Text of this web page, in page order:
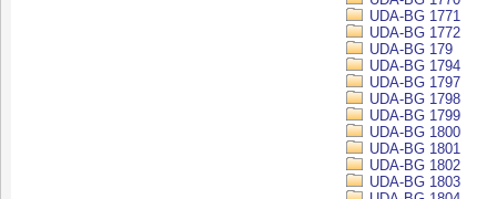
UDA-BG 1771
UDA-BG 1772
UDA-BG 179
UDA-BG 1794
UDA-BG 1797
UDA-BG 1798
UDA-BG 1799
UDA-BG 1800
UDA-BG 1801
UDA-BG 1802
UDA-BG 1803